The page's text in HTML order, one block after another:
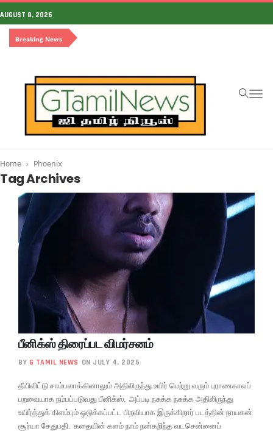
AUGUST 8, 2026
Breaking News
Home Phoenix
Tag Archives
பீனிக்ஸ் திரைப்பட விமர்சனம்
BY G TAMIL NEWS ON JULY 4, 2025
தீயிலிட்டு சாம்பலாக்கினாலும் அதிலிருந்து உயிர் பெற்று வரும் புராணகாலப்
பறவையாக நம்பப்படுவது பீனிக்ஸ். அப்படி நசுக்க நசுக்க அதிலிருந்து
உயிர்த்துக் கிளம்பும் ஒடுக்கப்பட்ட பிறவியாக இருக்கிறார் படத்தின் நாயகன்
சூர்யா சேதுபதி. கதையின் களம் நாம் நன்கறிந்த வடசென்னைப்